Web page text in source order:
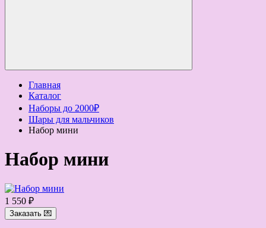
Главная
Каталог
Наборы до 2000₽
Шары для мальчиков
Набор мини
Набор мини
1 550 ₽
Заказать 💌